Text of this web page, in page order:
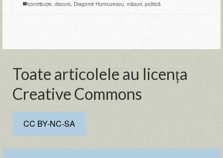
contribuție, discurs, Dragomir Hurmuzescu, măsuri, politică
Toate articolele au licența
Creative Commons
CC BY-NC-SA